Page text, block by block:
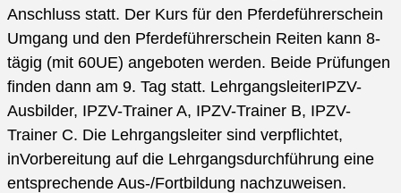
Anschluss statt. Der Kurs für den Pferdeführerschein
Umgang und den Pferdeführerschein Reiten kann 8-
tägig (mit 60UE) angeboten werden. Beide Prüfungen
finden dann am 9. Tag statt. LehrgangsleiterIPZV-
Ausbilder, IPZV-Trainer A, IPZV-Trainer B, IPZV-
Trainer C. Die Lehrgangsleiter sind verpflichtet,
inVorbereitung auf die Lehrgangsdurchführung eine
entsprechende Aus-/Fortbildung nachzuweisen.